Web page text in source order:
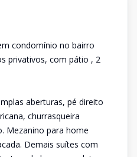
condomínio no bairro
privativos, com pátio , 2
aberturas, pé direito
churrasqueira
Mezanino para home
Demais suítes com